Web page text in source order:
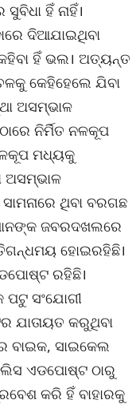
ହିଁ ନାହିଁ।
ଦିଆଯାଇଥିବା
ହିଁ ଭଲ। ଅତ୍ୟନ୍ତ
କେହିହେଲେ ଯିବା
ଅସମ୍ଭାଳ
ନିର୍ମିତ ନଳକୂପ
ମଧ୍ୟକୁ
ଅସମ୍ଭାଳ
ଥିବା ବରଗଛ
ଜବରଦଖଲରେ
ହୋଇରହିଛି।
ରହିଛି।
ପଟୁ ସଂଯୋଗୀ
ଯାତାୟତ କରୁଥିବା
ବାଇକ, ସାଇକେଲ
ଏଡପୋଷ୍ଟ ଠାରୁ
କରି ହିଁ ବାହାରକୁ